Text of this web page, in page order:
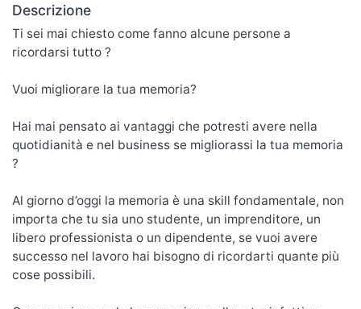
Descrizione
Ti sei mai chiesto come fanno alcune persone a
ricordarsi tutto ?
Vuoi migliorare la tua memoria?
Hai mai pensato ai vantaggi che potresti avere nella
quotidianità e nel business se migliorassi la tua memoria
?
Al giorno d’oggi la memoria è una skill fondamentale, non
importa che tu sia uno studente, un imprenditore, un
libero professionista o un dipendente, se vuoi avere
successo nel lavoro hai bisogno di ricordarti quante più
cose possibili.